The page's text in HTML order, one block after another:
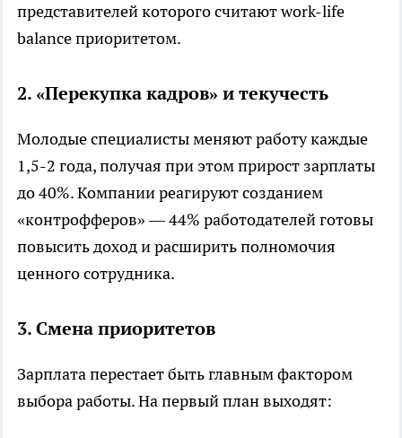
представителей которого считают work-life
balance приоритетом.
2. «Перекупка кадров» и текучесть
Молодые специалисты меняют работу каждые
1,5-2 года, получая при этом прирост зарплаты
до 40%. Компании реагируют созданием
«контрофферов» — 44% работодателей готовы
повысить доход и расширить полномочия
ценного сотрудника.
3. Смена приоритетов
Зарплата перестает быть главным фактором
выбора работы. На первый план выходят: